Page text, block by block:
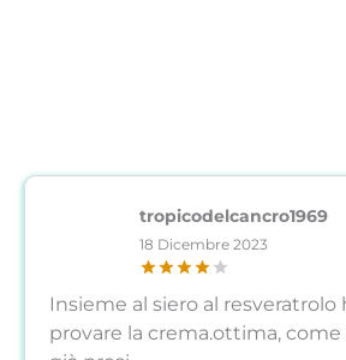
tropicodelcancro1969
18 Dicembre 2023
Insieme al siero al
provare la crema.ottima,